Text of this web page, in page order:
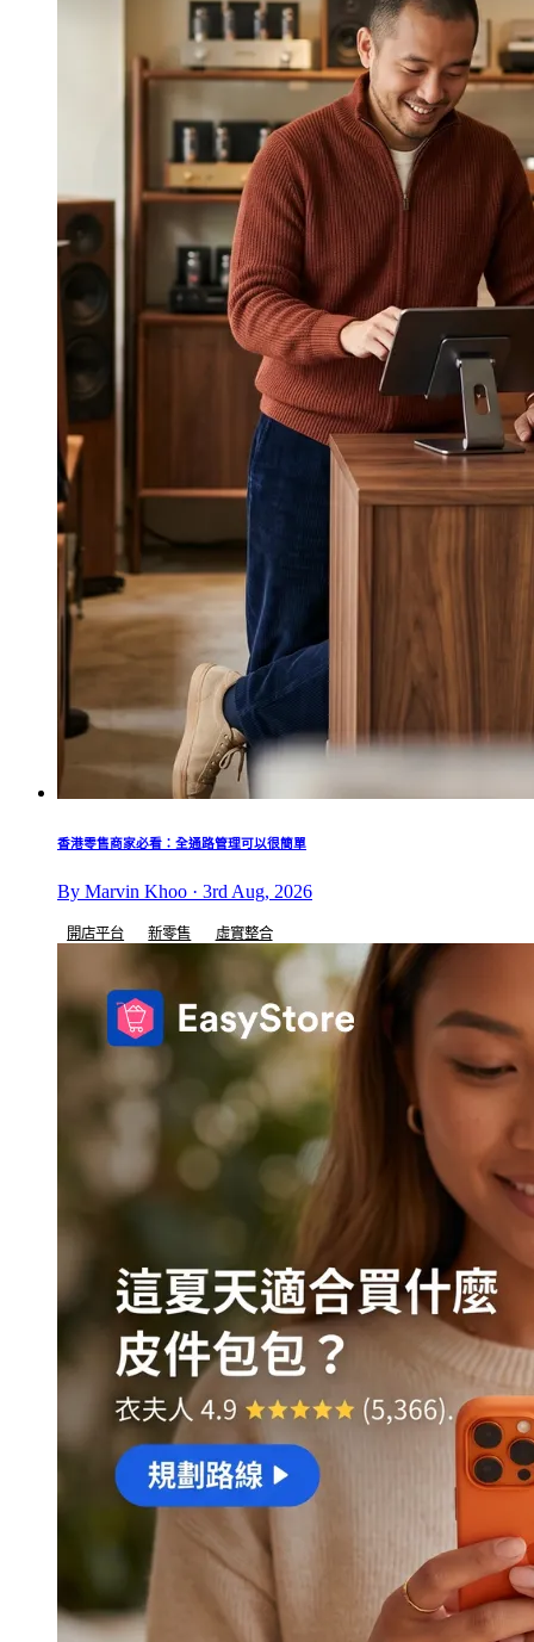
香港零售商家必看：全通路管理可以很簡單
By Marvin Khoo · 3rd Aug, 2026
開店平台 新零售 虛實整合